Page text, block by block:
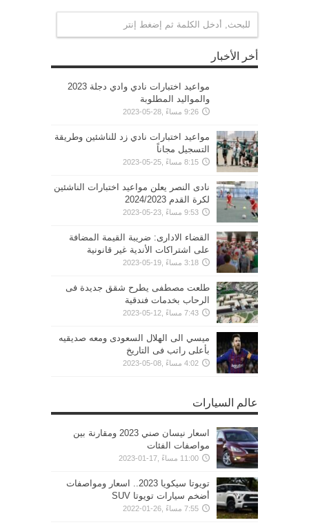
أخر الأخبار
مواعيد اختبارات نادي وادي دجلة 2023
والمواليد المطلوبة
9:26 مساءً ,28-05-2023
مواعيد اختبارات نادي زد للناشئين وطريقة
التسجيل مجاناً
8:15 مساءً ,25-05-2023
نادى النصر يعلن مواعيد اختبارات الناشئين
لكرة القدم 2024/2023
9:53 مساءً ,23-05-2023
القضاء الادارى: ضريبة القيمة المضافة
على اشتراكات الأندية غير قانونية
3:18 مساءً ,19-05-2023
طلعت مصطفى يطرح شقق جديدة فى
الرحاب بخدمات فندقية
7:43 مساءً ,12-05-2023
ميسي الى الهلال السعودى ومعه صديقيه
بأعلى راتب فى التاريخ
4:02 مساءً ,08-05-2023
عالم السيارات
اسعار نيسان صني 2023 ومقارنة بين
مواصفات الفئات
11:00 مساءً ,17-01-2023
تويوتا سيكويا 2023.. اسعار ومواصفات
أضخم سيارات تويوتا SUV
7:55 مساءً ,26-01-2022